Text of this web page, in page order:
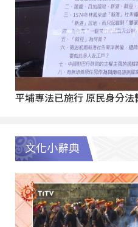
平埔專法已施行 原民身分法
文化小辭典